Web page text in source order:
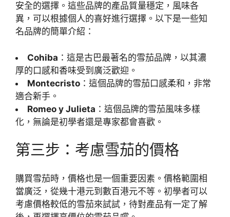
安全的選擇。這些品牌的產品質量穩定，風味各
異，可以根據個人的喜好進行選擇。以下是一些知
名品牌的簡單介紹：
Cohiba ：這是古巴最著名的雪茄品牌，以其濃
厚的口感和香味受到廣泛歡迎。
Montecristo ：這個品牌的雪茄口感柔和，非常
適合新手。
Romeo y Julieta ：這個品牌的雪茄風味多樣
化，無論是初學者還是專家都會喜歡。
第三步：考慮雪茄的價格
購買雪茄時，價格也是一個重要因素。價格範圍相
當廣泛，從幾十港元到數百港元不等。初學者可以
考慮價格較低的雪茄來試試，待對產品有一定了解